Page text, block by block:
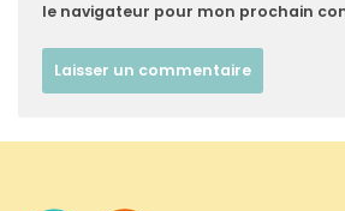
le navigateur pour mon prochain